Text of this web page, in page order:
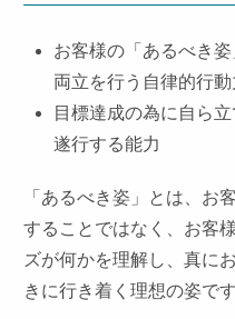
お客様の「あるべき
両立を行う自律的行動
目標達成の為に自ら
遂行する能力
「あるべき姿」とは、お
することではなく、お客
ズが何かを理解し、真に
きに行き着く理想の姿です